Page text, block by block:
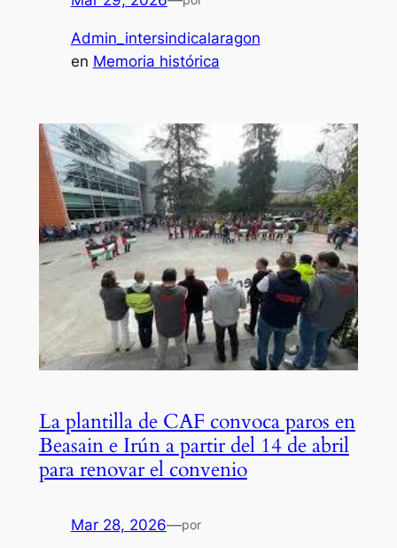
Admin_intersindicalaragon
en Memoria histórica
La plantilla de CAF convoca paros en
Beasain e Irún a partir del 14 de abril
para renovar el convenio
Mar 28, 2026—por